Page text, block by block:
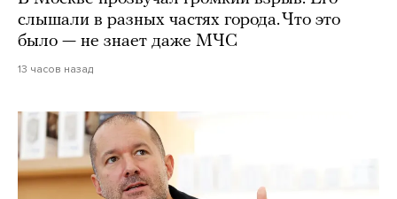
слышали в разных частях города. Что это
было — не знает даже МЧС
13 часов назад